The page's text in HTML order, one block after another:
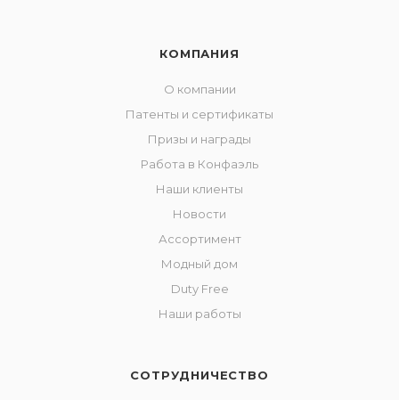
КОМПАНИЯ
О компании
Патенты и сертификаты
Призы и награды
Работа в Конфаэль
Наши клиенты
Новости
Ассортимент
Модный дом
Duty Free
Наши работы
СОТРУДНИЧЕСТВО